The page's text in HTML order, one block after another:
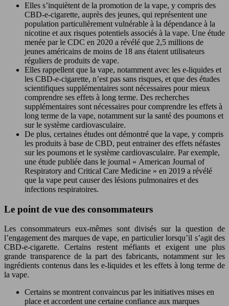
Elles s’inquiètent de la promotion de la vape, y compris des
CBD-e-cigarette, auprès des jeunes, qui représentent une
population particulièrement vulnérable à la dépendance à la
nicotine et aux risques potentiels associés à la vape. Une étude
menée par le CDC en 2020 a révélé que 2,5 millions de
jeunes américains de moins de 18 ans étaient utilisateurs
réguliers de produits de vape.
Elles rappellent que la vape, notamment avec les e-liquides et
les CBD-e-cigarette, n’est pas sans risques, et que des études
scientifiques supplémentaires sont nécessaires pour mieux
comprendre ses effets à long terme. Des recherches
supplémentaires sont nécessaires pour comprendre les effets à
long terme de la vape, notamment sur la santé des poumons et
sur le système cardiovasculaire.
De plus, certaines études ont démontré que la vape, y compris
les produits à base de CBD, peut entrainer des effets néfastes
sur les poumons et le système cardiovasculaire. Par exemple,
une étude publiée dans le journal « American Journal of
Respiratory and Critical Care Medicine » en 2019 a révélé
que la vape peut causer des lésions pulmonaires et des
infections respiratoires.
Le point de vue des consommateurs
Les consommateurs eux-mêmes sont divisés sur la question de
l’engagement des marques de vape, en particulier lorsqu’il s’agit des
CBD-e-cigarette. Certains restent méfiants et exigent une plus
grande transparence de la part des fabricants, notamment sur les
ingrédients contenus dans les e-liquides et les effets à long terme de
la vape.
Certains se montrent convaincus par les initiatives mises en
place et accordent une certaine confiance aux marques